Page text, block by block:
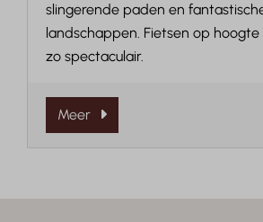
slingerende paden en
landschappen. Fietsen op
zo spectaculair.
Meer